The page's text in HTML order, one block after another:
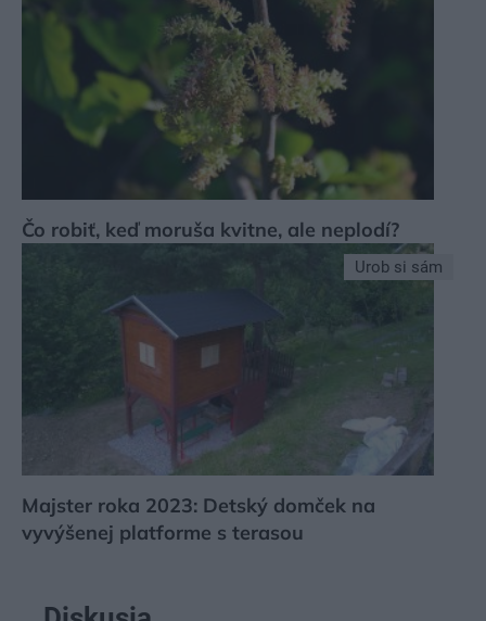
Čo robiť, keď moruša kvitne, ale neplodí?
Urob si sám
Majster roka 2023: Detský domček na
vyvýšenej platforme s terasou